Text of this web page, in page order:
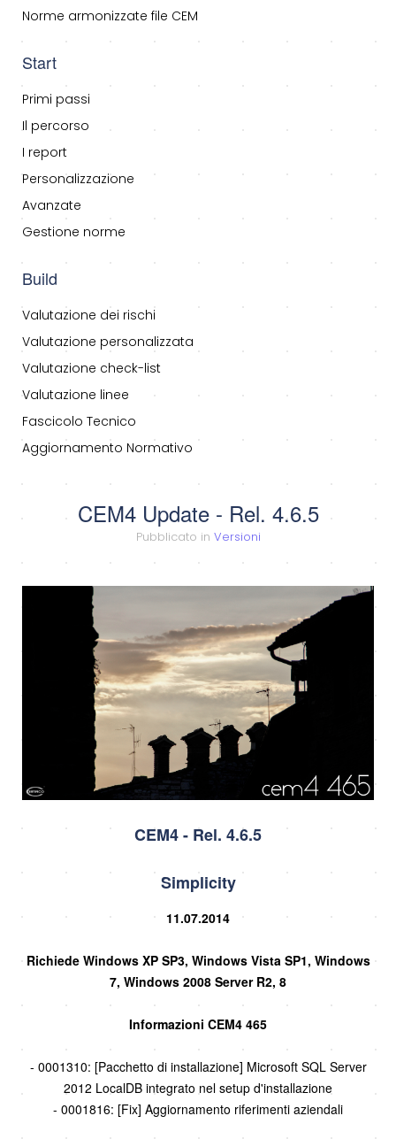
Norme armonizzate file CEM
Start
Primi passi
Il percorso
I report
Personalizzazione
Avanzate
Gestione norme
Build
Valutazione dei rischi
Valutazione personalizzata
Valutazione check-list
Valutazione linee
Fascicolo Tecnico
Aggiornamento Normativo
CEM4 Update - Rel. 4.6.5
Pubblicato in Versioni
CEM4 - Rel. 4.6.5
Simplicity
11.07.2014
Richiede Windows XP SP3, Windows Vista SP1, Windows
7, Windows 2008 Server R2, 8
Informazioni CEM4 465
- 0001310: [Pacchetto di installazione] Microsoft SQL Server
2012 LocalDB integrato nel setup d'installazione
- 0001816: [Fix] Aggiornamento riferimenti aziendali